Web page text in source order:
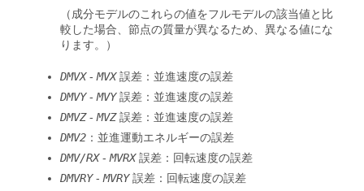
（成分モデルのこれらの値をフルモデルの該当値と比
較した場合、節点の質量が異なるため、異なる値にな
ります。）
DMVX- MVX誤差：並進速度の誤差
DMVY- MVY誤差：並進速度の誤差
DMVZ- MVZ誤差：並進速度の誤差
DMV2 ：並進運動エネルギーの誤差
DMV/RX- MVRX誤差：回転速度の誤差
DMVRY- MVRY誤差：回転速度の誤差